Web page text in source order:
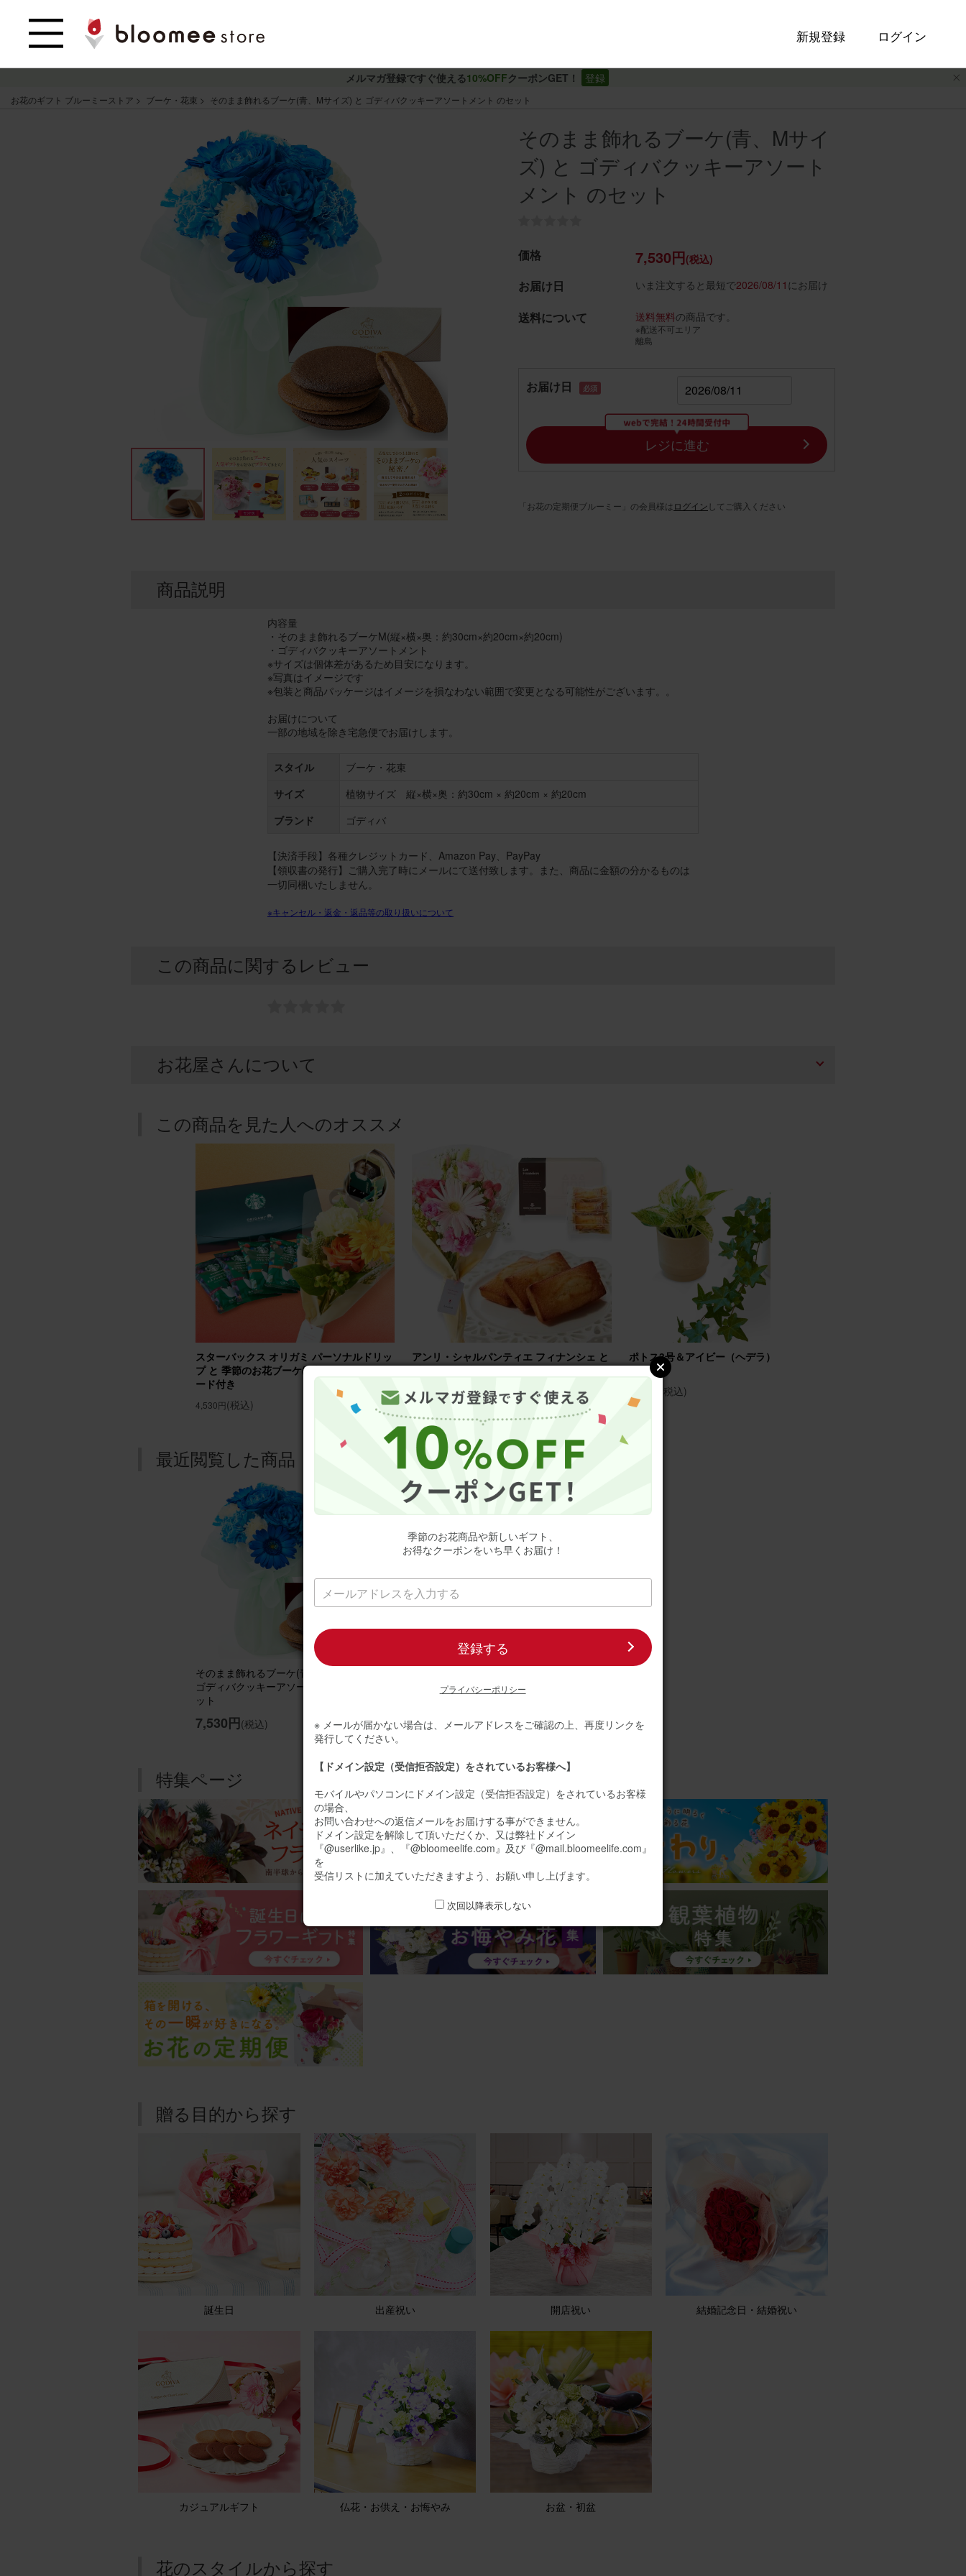
新規登録 ログイン
メルマガ登録ですぐ使える10%OFFクーポンGET！ 登録
お花のギフト ブルーミーストア ブーケ・花束 そのまま飾れるブーケ(青、Mサイズ) と ゴディバクッキーアソートメント のセット
そのまま飾れるブーケ(青、Mサイ
ズ) と ゴディバクッキーアソート
メント のセット
価格 7,530円(税込)
お届け日 いま注文すると最短で2026/08/11 にお届け
送料について 送料無料の商品です。
※配送不可エリア
離島
お届け日 必須
レジに進む
「お花の定期便ブルーミー」の会員様は ログイン してご購入ください
商品説明
内容量
・そのまま飾れるブーケM(縦×横×奥：約30cm×約20cm×約20cm)
・ゴディバクッキーアソートメント
※サイズは個体差があるため目安になります。
※写真はイメージです
※包装と商品パッケージはイメージを損なわない範囲で変更となる可能性がございます。。
お届けについて
一部の地域を除き宅急便でお届けします。
スタイル
ブーケ・花束
サイズ
植物サイズ 縦×横×奥：約30cm × 約20cm × 約20cm
ブランド
ゴディバ
【決済手段】各種クレジットカード、Amazon Pay、PayPay
【領収書の発行】ご購入完了時にメールにて送付致します。また、商品に金額の分かるものは
一切同梱いたしません。
※キャンセル・返金・返品等の取り扱いについて
この商品に関するレビュー
お花屋さんについて
この商品を見た人へのオススメ
スターバックス オリガミ パーソナルドリッ
プ と 季節のお花ブーケ(8本) Gift for youカ
ード付き
4,530円(税込)
アンリ・シャルパンティエ フィナンシェ と
季節のお花ブーケ(8本) Gift for youカード
3,640円(税込)
ポトス3号＆アイビー（ヘデラ）3号 2個セ
ット
(税込)
最近閲覧した商品
そのまま飾れるブーケ(青、Mサイズ) と
ゴディバクッキーアソートメント のセ
ット
7,530円(税込)
特集ページ
贈る目的から探す
誕生日 出産祝い 開店祝い 結婚記念日・結婚祝い
カジュアルギフト 仏花・お供え・お悔やみ お盆・初盆
花のスタイルから探す
季節のお花商品や新しいギフト、
お得なクーポンをいち早くお届け！
登録する
プライバシーポリシー
※ メールが届かない場合は、メールアドレスをご確認の上、再度リンクを
発行してください。
【ドメイン設定（受信拒否設定）をされているお客様へ】
モバイルやパソコンにドメイン設定（受信拒否設定）をされているお客様
の場合、
お問い合わせへの返信メールをお届けする事ができません。
ドメイン設定を解除して頂いただくか、又は弊社ドメイン
『@userlike.jp』、『@bloomeelife.com』及び『@mail.bloomeelife.com』
を
受信リストに加えていただきますよう、お願い申し上げます。
次回以降表示しない